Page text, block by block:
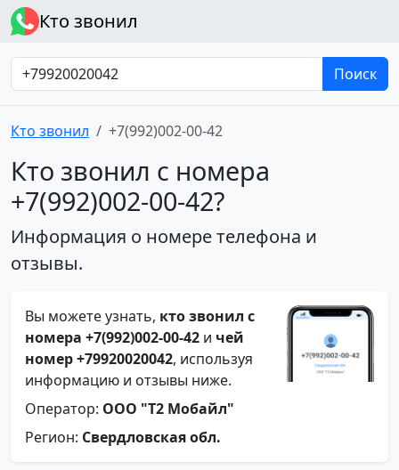
Кто звонил
Поиск
Кто звонил +7(992)002-00-42
Кто звонил с номера
+7(992)002-00-42?
Информация о номере телефона и
отзывы.
Вы можете узнать, кто звонил с
номера +7(992)002-00-42 и чей
номер +79920020042, используя
информацию и отзывы ниже.
Оператор: ООО "Т2 Мобайл"
Регион: Свердловская обл.